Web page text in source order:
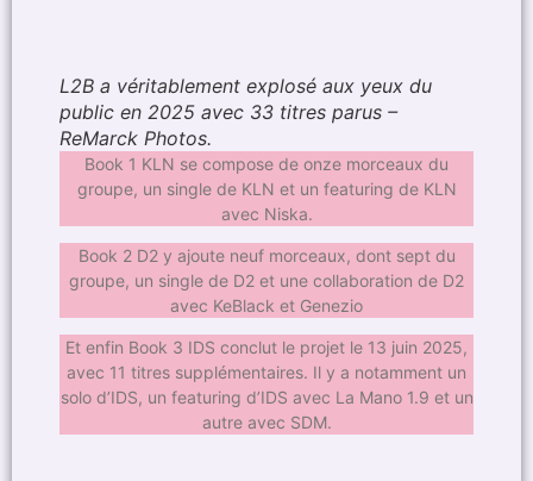
L2B a véritablement explosé aux yeux du
public en 2025 avec 33 titres parus –
ReMarck Photos.
Book 1 KLN se compose de onze morceaux du
groupe, un single de KLN et un featuring de KLN
avec Niska.
Book 2 D2 y ajoute neuf morceaux, dont sept du
groupe, un single de D2 et une collaboration de D2
avec KeBlack et Genezio
Et enfin Book 3 IDS conclut le projet le 13 juin 2025,
avec 11 titres supplémentaires. Il y a notamment un
solo d’IDS, un featuring d’IDS avec La Mano 1.9 et un
autre avec SDM.